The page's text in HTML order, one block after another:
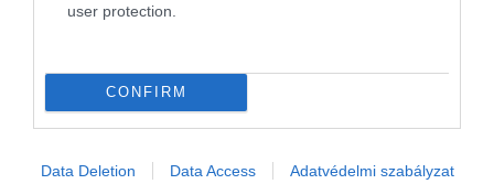
user protection.
CONFIRM
Data Deletion Data Access Adatvédelmi szabályzat